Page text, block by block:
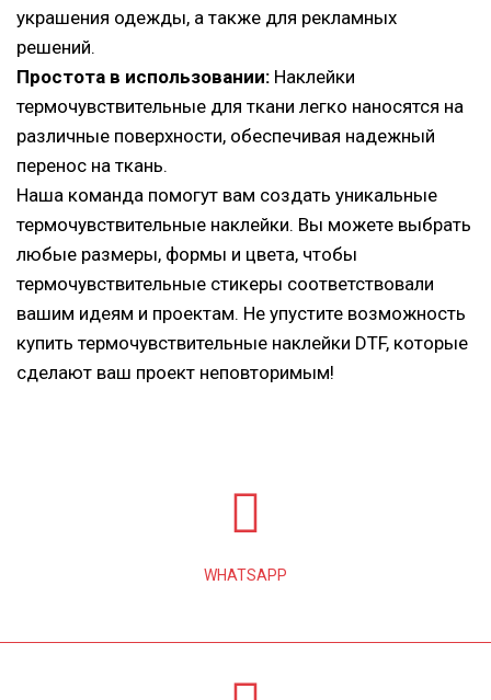
украшения одежды, а также для рекламных
решений.
Простота в использовании: Наклейки
термочувствительные для ткани легко наносятся на
различные поверхности, обеспечивая надежный
перенос на ткань.
Наша команда помогут вам создать уникальные
термочувствительные наклейки. Вы можете выбрать
любые размеры, формы и цвета, чтобы
термочувствительные стикеры соответствовали
вашим идеям и проектам. Не упустите возможность
купить термочувствительные наклейки DTF, которые
сделают ваш проект неповторимым!
WHATSAPP